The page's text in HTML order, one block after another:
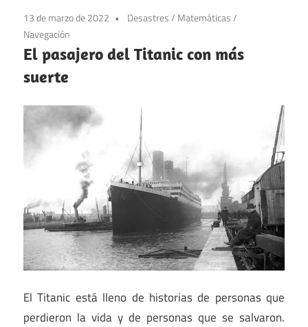
historia
13 de marzo de 2022 Desastres/ Matemáticas/
Navegación
El pasajero del Titanic con más
suerte
El Titanic está lleno de historias de personas que
perdieron la vida y de personas que se salvaron.